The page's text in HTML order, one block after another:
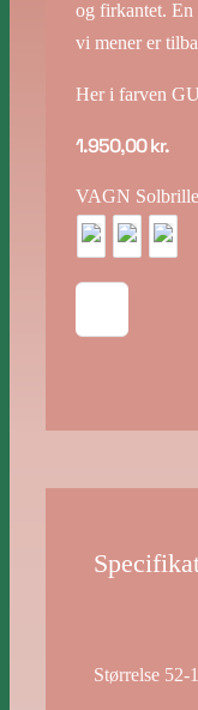
og firkantet.
vi mener er
Her i farven
1.950,00kr.
VAGN
PÆON
Størrelse 52-